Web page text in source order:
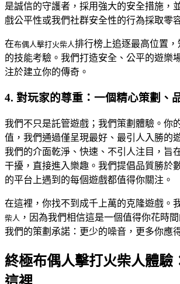
是誠信的守護者，採用強大的安全措施，
戲公平性或我們社群安全性的行為採取零
在布偶人擊打火柴人排行榜上追逐最高位置
的技能考驗。我們打造安全、公平的遊樂
注於建立你的傳奇。
4. 對玩家的尊重：一個精心策劃、
我們不只是託管遊戲；我們策劃體驗。你
值，我們通過僅呈現最好、最引人入勝的
我們的介面乾淨、快速、不引人注目，旨
干擾，直接進入樂趣。我們提倡品質勝於
的平台上遇到的每個遊戲都值得你關注。
在這裡，你找不到成千上萬的克隆遊戲。
柴人 ，因為我們相信這是一個值得你花時
我們的策劃承諾：更少的噪音，更多你應
終極布偶人擊打火柴人體驗